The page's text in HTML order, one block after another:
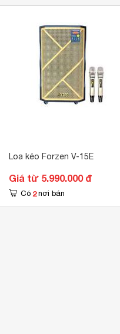
Loa kéo Forzen V-15E
Giá từ 5.990.000 đ
Có 2 nơi bán